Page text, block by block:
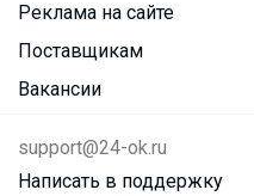
Реклама на сайте
Поставщикам
Вакансии
support@24-ok.ru
Написать в поддержку